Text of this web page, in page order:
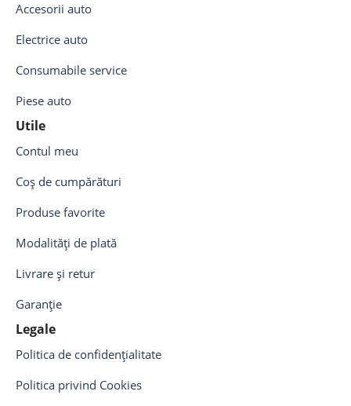
Accesorii auto
Electrice auto
Consumabile service
Piese auto
Utile
Contul meu
Coș de cumpărături
Produse favorite
Modalități de plată
Livrare și retur
Garanție
Legale
Politica de confidențialitate
Politica privind Cookies